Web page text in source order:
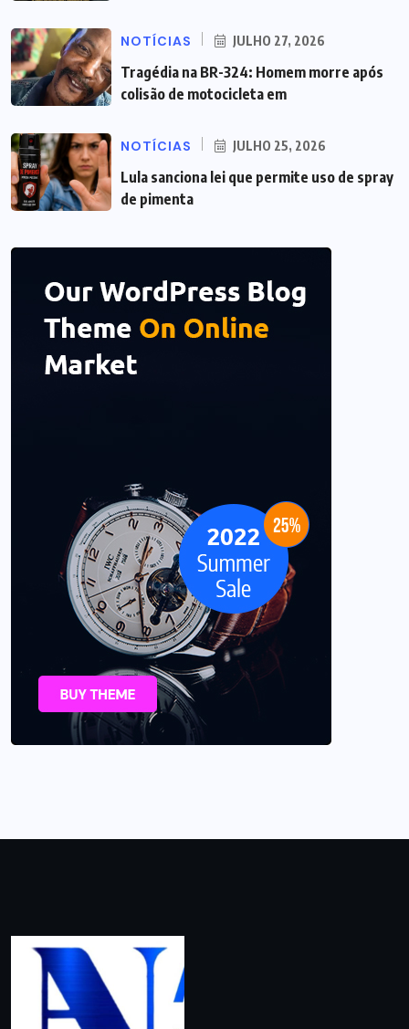
NOTÍCIAS JULHO 27, 2026
Tragédia na BR-324: Homem morre após
colisão de motocicleta em
NOTÍCIAS JULHO 25, 2026
Lula sanciona lei que permite uso de spray
de pimenta